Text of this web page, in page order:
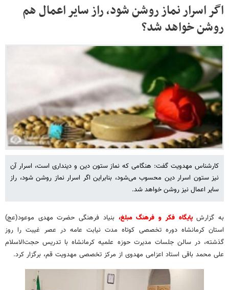
اگر اسرار نماز روشن شود، راز سایر اعمال هم
روشن خواهد شد؟
کارشناس مهدویت گفت: هنگامی که نماز ستون دین و دینداری است، اسرار آن
نیز ستون اسرار دین محسوب می‌شود، بنابراین اگر اسرار نماز روشن شود، راز
سایر اعمال نیز روشن خواهد شد.
به گزارشپایگاه فکر و فرهنگ مبلغ، بنیاد فرهنگی حضرت مهدی موعود(عج)
استان کرمانشاه دوره تخصصی کوتاه ‌مدت نیابت عامه در عصر غیبت را روز
گذشته، در سالن جلسات مدیرت حوزه علمیه کرمانشاه با تدریس حجت‌الاسلام
علی محمد باقی استاد اعزامی مهدوی از مرکز تخصصی مهدویت قم، برگزار کرد.